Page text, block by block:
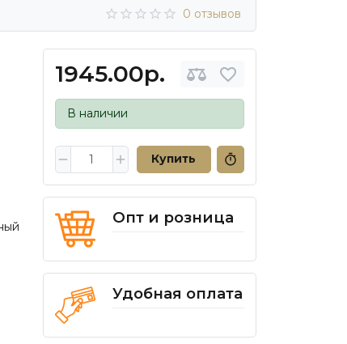
0 отзывов
1945.00р.
В наличии
Купить
Опт и розница
Удобная оплата